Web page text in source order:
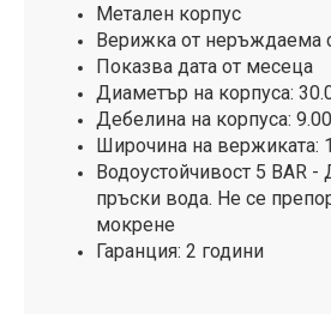
Метален корпус
Верижка от неръждаема
Показва дата от месеца
Диаметър на корпуса:
Дебелина на корпуса:
Широчина на вержиката:
Водоустойчивост 5 BAR -
пръски вода. Не се
мокрене
Гаранция: 2 години